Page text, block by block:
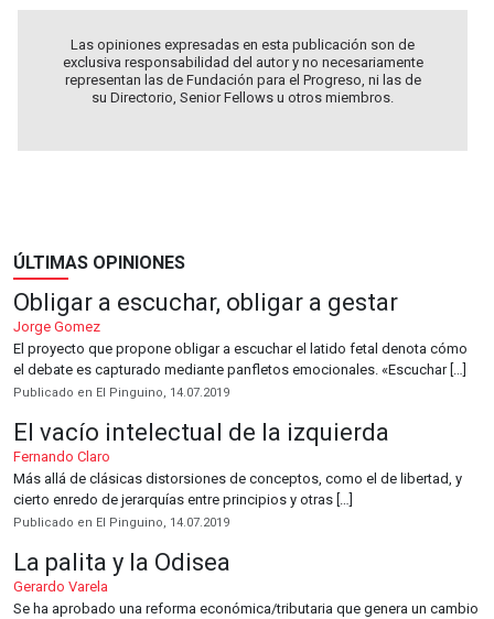
Las opiniones expresadas en esta publicación son de
exclusiva responsabilidad del autor y no necesariamente
representan las de Fundación para el Progreso, ni las de
su Directorio, Senior Fellows u otros miembros.
ÚLTIMAS OPINIONES
Obligar a escuchar, obligar a gestar
Jorge Gomez
El proyecto que propone obligar a escuchar el latido fetal denota cómo
el debate es capturado mediante panfletos emocionales. «Escuchar […]
Publicado en El Pinguino, 14.07.2019
El vacío intelectual de la izquierda
Fernando Claro
Más allá de clásicas distorsiones de conceptos, como el de libertad, y
cierto enredo de jerarquías entre principios y otras […]
Publicado en El Pinguino, 14.07.2019
La palita y la Odisea
Gerardo Varela
Se ha aprobado una reforma económica/tributaria que genera un cambio